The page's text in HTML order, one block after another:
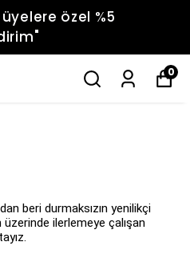
özel %5
0
beri durmaksızın yenilikçi
üzerinde ilerlemeye çalışan